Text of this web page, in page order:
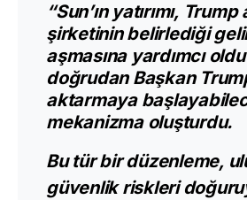
“Sun’ın yatırımı,
şirketinin belirlediği
aşmasına yardımcı
doğrudan Başkan
aktarmaya
mekanizma oluşturdu.
Bu tür bir düzenleme,
güvenlik riskleri